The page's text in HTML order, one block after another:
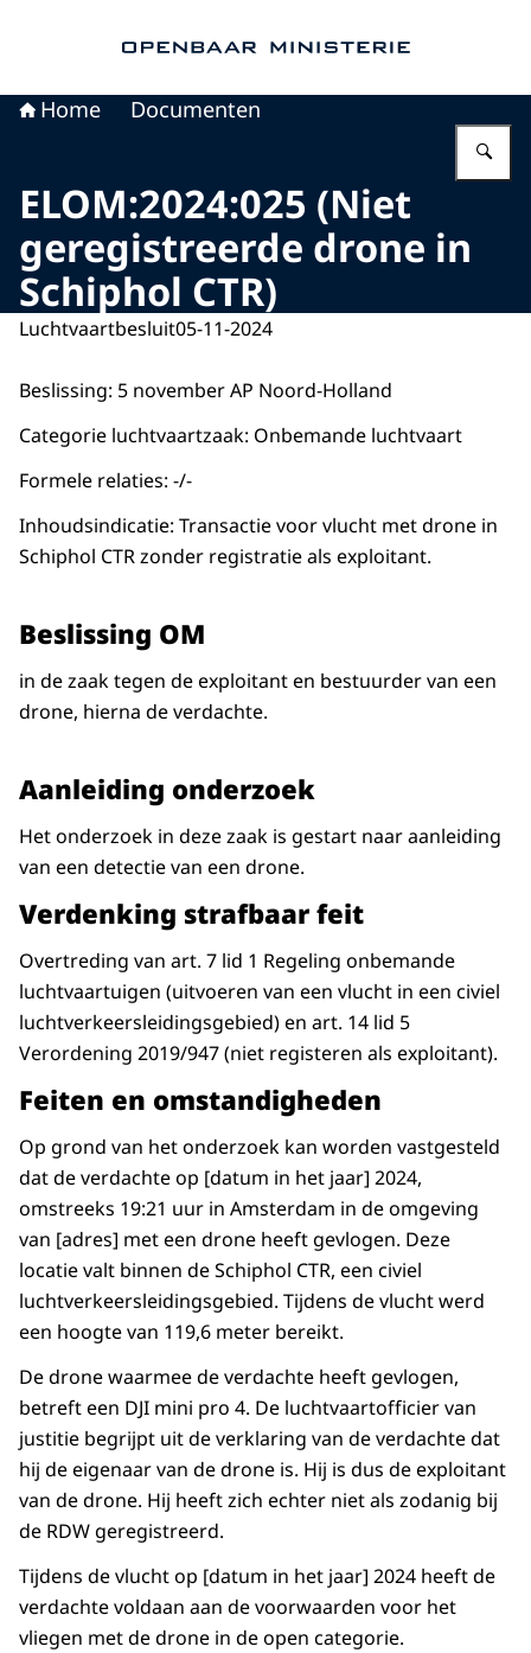
Home Documenten
ELOM:2024:025 (Niet
geregistreerde drone in
Schiphol CTR)
Luchtvaartbesluit05-11-2024
Beslissing: 5 november AP Noord-Holland
Categorie luchtvaartzaak: Onbemande luchtvaart
Formele relaties: -/-
Inhoudsindicatie: Transactie voor vlucht met drone in
Schiphol CTR zonder registratie als exploitant.
Beslissing OM
in de zaak tegen de exploitant en bestuurder van een
drone, hierna de verdachte.
Aanleiding onderzoek
Het onderzoek in deze zaak is gestart naar aanleiding
van een detectie van een drone.
Verdenking strafbaar feit
Overtreding van art. 7 lid 1 Regeling onbemande
luchtvaartuigen (uitvoeren van een vlucht in een civiel
luchtverkeersleidingsgebied) en art. 14 lid 5
Verordening 2019/947 (niet registeren als exploitant).
Feiten en omstandigheden
Op grond van het onderzoek kan worden vastgesteld
dat de verdachte op [datum in het jaar] 2024,
omstreeks 19:21 uur in Amsterdam in de omgeving
van [adres] met een drone heeft gevlogen. Deze
locatie valt binnen de Schiphol CTR, een civiel
luchtverkeersleidingsgebied. Tijdens de vlucht werd
een hoogte van 119,6 meter bereikt.
De drone waarmee de verdachte heeft gevlogen,
betreft een DJI mini pro 4. De luchtvaartofficier van
justitie begrijpt uit de verklaring van de verdachte dat
hij de eigenaar van de drone is. Hij is dus de exploitant
van de drone. Hij heeft zich echter niet als zodanig bij
de RDW geregistreerd.
Tijdens de vlucht op [datum in het jaar] 2024 heeft de
verdachte voldaan aan de voorwaarden voor het
vliegen met de drone in de open categorie.